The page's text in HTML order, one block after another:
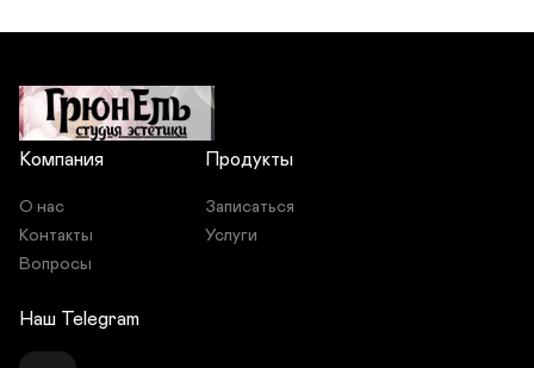
Компания
О нас
Контакты
Вопросы
Продукты
Записаться
Услуги
Наш Telegram